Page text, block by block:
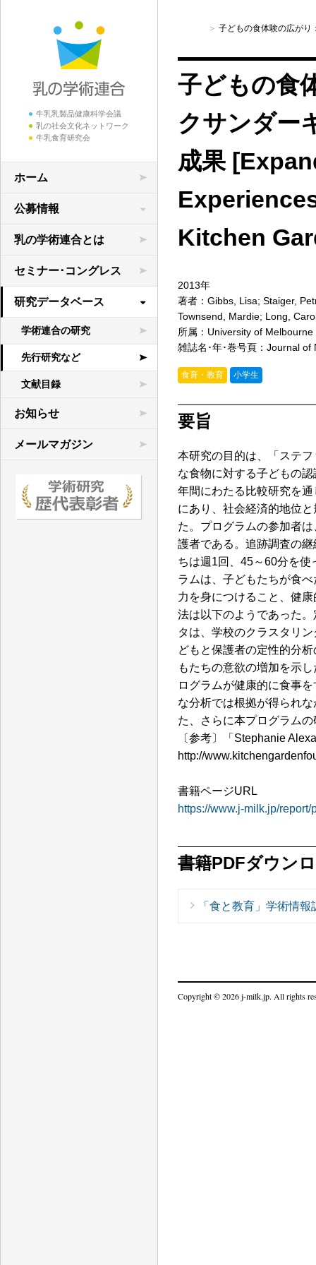
牛乳乳製品健康科学会議
乳の社会文化ネットワーク
牛乳食育研究会
ホーム
公募情報
学術研究の公募
領域横断共同研究
乳の学術連合とは
セミナー･コングレス
研究データベース
学術連合の研究
先行研究など
文献目録
お知らせ
メールマガジン
子どもの食体験の広がり
子どもの食
クサンダー
成果
Kitchen
2013年
著者：Gibbs, Lisa; Staiger,
Townsend, Mardie; Long,
所属：University of
雑誌名･年･巻号頁：Journal
食育・教育 小学生
要旨
本研究の目的は、「ステ
な食物に対する子どもの
年間にわたる比較研究を
にあり、社会経済的地位
た。プログラムの参加者
護者である。追跡調査の
ちは週1回、45～60分を
ラムは、子どもたちが食
力を身につけること、健
法は以下のようであった
タは、学校のクラスタリ
どもと保護者の定性的分
もたちの意欲の増加を示
ログラムが健康的に食事
な分析では根拠が得られ
た、さらに本プログラム
〔参考〕「Stephanie
http://
書籍ページURL
https://www.j-milk.jp/
書籍PDFダウン
「食と教育」学術情報
Copyright © 2026 j-milk.jp. All rights